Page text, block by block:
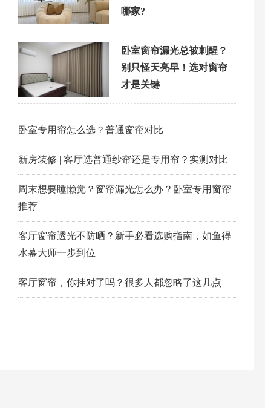
哪家?
卧室窗帘漏光总被刺醒？
别只怪天亮早！选对窗帘
才是关键
卧室专用帘怎么选？普通窗帘对比
新房装修 | 客厅选普通纱帘还是专用帘？实测对比
周末想要睡懒觉？窗帘漏光怎么办？卧室专用窗帘
推荐
客厅窗帘透光不防晒？新手必看选购指南，如鱼得
水幕大师一步到位
客厅窗帘，你挂对了吗？很多人都忽略了这几点